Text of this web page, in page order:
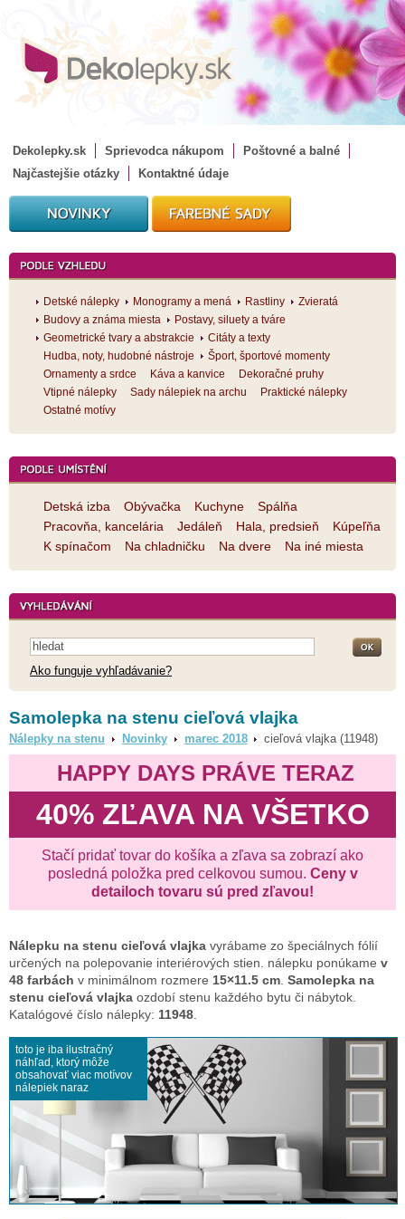
Dekolepky.sk Sprievodca nákupom
Poštovné a balné
Najčastejšie otázky
Kontaktné údaje
Detské nálepky Monogramy a mená Rastliny
Zvieratá
Budovy a známa miesta
Postavy, siluety a tváre
Geometrické tvary a abstrakcie
Citáty a texty
Hudba, noty, hudobné nástroje
Šport, športové momenty
Ornamenty a srdce
Káva a kanvice
Dekoračné pruhy
Vtipné nálepky
Sady nálepiek na archu
Praktické nálepky
Ostatné motívy
Detská izba Obývačka Kuchyne
Spálňa
Pracovňa, kancelária
Jedáleň Hala, predsieň
Kúpeľňa
K spínačom
Na chladničku Na dvere Na iné miesta
Ako funguje vyhľadávanie?
Samolepka na stenu cieľová vlajka
Nálepky na stenu Novinky marec 2018 cieľová vlajka (11948)
HAPPY DAYS PRÁVE TERAZ
40% ZĽAVA NA VŠETKO
Stačí pridať tovar do košíka a zľava sa zobrazí ako
posledná položka pred celkovou sumou. Ceny v
detailoch tovaru sú pred zľavou!
Nálepku na stenu cieľová vlajka vyrábame zo špeciálnych fólií
určených na polepovanie interiérových stien. nálepku ponúkame v
48 farbách v minimálnom rozmere 15×11.5 cm Samolepka na
stenu cieľová vlajka ozdobí stenu každého bytu či nábytok.
Katalógové číslo nálepky: 11948
toto je iba ilustračný
náhľad, ktorý môže
obsahovať viac motívov
nálepiek naraz